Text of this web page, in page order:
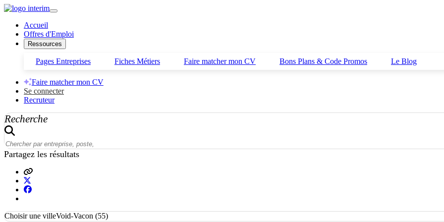
Accueil
Offres d'Emploi
Ressources
Pages Entreprises Fiches Métiers Faire matcher mon CV Bons Plans & Code Promos Le Blog
Faire matcher mon CV
Se connecter
Recruteur
Recherche
Partagez les résultats
Choisir une villeVoid-Vacon (55)